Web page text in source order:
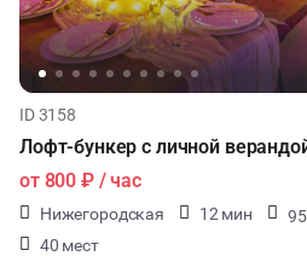
ID 3158
Лофт-бункер с личной
от 800 ₽/ час
Нижегородская 12 мин
40 мест